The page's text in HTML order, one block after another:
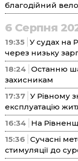
благодійний
6 Серпня
19:35 У судах на
через низьку
18:24 Останню
захисникам
17:37 У Рівному
експлуатацію
16:34
На
15:36 Сучасні
стимуляції до